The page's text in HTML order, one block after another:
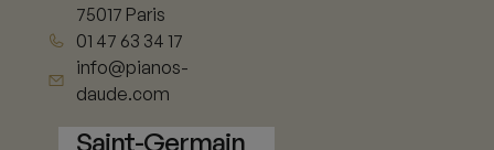
75017 Paris
01 47 63 34 17
info@pianos-
daude.com
Saint-Germain